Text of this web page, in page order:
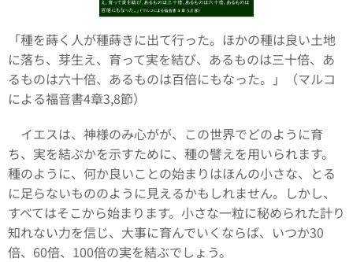
「種を蒔く人が種蒔きに出て行った。ほかの種は良い土地
に落ち、芽生え、育って実を結び、あるものは三十倍、あ
るものは六十倍、あるものは百倍にもなった。」（マルコ
による福音書4章3,8節）
イエスは、神様のみ心がが、この世界でどのように育
ち、実を結ぶかを示すために、種の譬えを用いられます。
種のように、何か良いことの始まりはほんの小さな、とる
に足らないもののように見えるかもしれません。しかし、
すべてはそこから始まります。小さな一粒に秘められた計り
知れない力を信じ、大事に育んでいくならば、いつか30
倍、60倍、100倍の実を結ぶでしょう。